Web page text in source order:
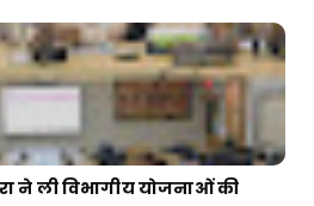
ने ली विभागीय योजनाओं की